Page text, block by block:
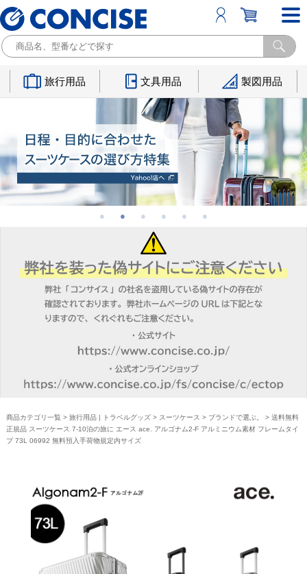
旅行用品 文具用品 製図用品
商品カテゴリ一覧 > 旅行用品 | トラベルグッズ> スーツケース > ブランドで選ぶ。
> 送料無料
正規品 スーツケース 7-10泊の旅に エース ace. アルゴナム2-F アルミニウム素材 フレームタイ
プ 73L 06992 無料預入手荷物規定内サイズ